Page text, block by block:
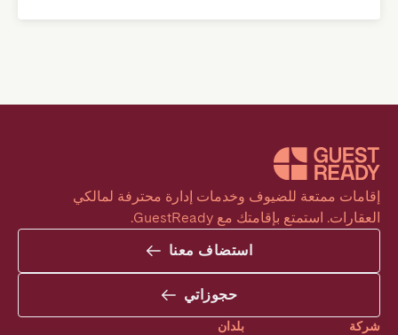
العقارات. استمتع بإقامتك مع GuestReady.
استضاف معنا
حجوزاتي
شركة بلدان